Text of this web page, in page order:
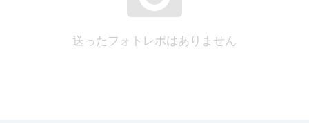
送ったフォトレポはありません